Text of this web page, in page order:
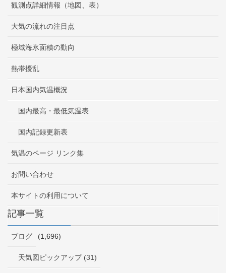
観測点詳細情報（地図、表）
大気の流れの注目点
極域海氷面積の動向
熱帯擾乱
日本国内気温概況
国内最高・最低気温表
国内記録更新表
気温のページ リンク集
お問い合わせ
本サイトの利用について
記事一覧
ブログ (1,696)
天気図ピックアップ (31)